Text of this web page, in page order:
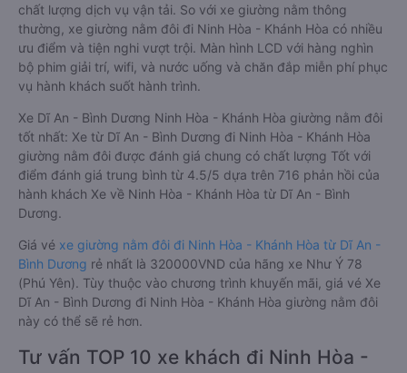
chất lượng dịch vụ vận tải. So với xe giường nằm thông
thường, xe giường nằm đôi đi Ninh Hòa - Khánh Hòa có nhiều
ưu điểm và tiện nghi vượt trội. Màn hình LCD với hàng nghìn
bộ phim giải trí, wifi, và nước uống và chăn đắp miễn phí phục
vụ hành khách suốt hành trình.
Xe Dĩ An - Bình Dương Ninh Hòa - Khánh Hòa giường nằm đôi
tốt nhất: Xe từ Dĩ An - Bình Dương đi Ninh Hòa - Khánh Hòa
giường nằm đôi được đánh giá chung có chất lượng Tốt với
điểm đánh giá trung bình từ 4.5/5 dựa trên 716 phản hồi của
hành khách Xe về Ninh Hòa - Khánh Hòa từ Dĩ An - Bình
Dương.
Giá vé xe giường nằm đôi đi Ninh Hòa - Khánh Hòa từ Dĩ An -
Bình Dương rẻ nhất là 320000VND của hãng xe Như Ý 78
(Phú Yên). Tùy thuộc vào chương trình khuyến mãi, giá vé Xe
Dĩ An - Bình Dương đi Ninh Hòa - Khánh Hòa giường nằm đôi
này có thể sẽ rẻ hơn.
Tư vấn TOP 10 xe khách đi Ninh Hòa -